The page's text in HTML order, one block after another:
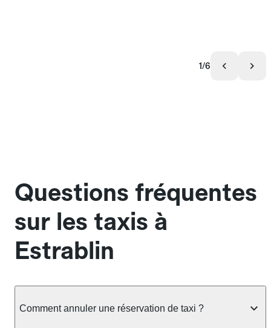
1/6
Questions fréquentes
sur les taxis à
Estrablin
Comment annuler une réservation de taxi ?